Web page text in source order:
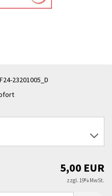
23201005_D
5,00 EUR
zzgl. 19% MwSt.